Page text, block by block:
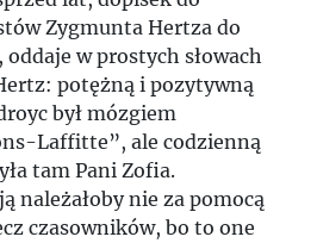
Zygmunta Hertza do
oddaje w prostych słowach
potężną i pozytywną
był mózgiem
Laffitte”, ale codzienną
tam Pani Zofia.
należałoby nie za pomocą
czasowników, bo to one